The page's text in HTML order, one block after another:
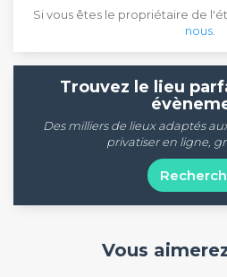
Si vous êtes le propriétaire de
nous
Trouvez le lieu
Des milliers de lieux adaptés
privatiser en ligne,
Vous